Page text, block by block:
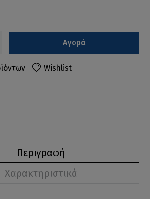
Αγορά
Wishlist
Περιγραφή
Χαρακτηριστικά